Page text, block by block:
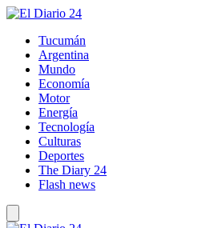
Tucumán
Argentina
Mundo
Economía
Motor
Energía
Tecnología
Culturas
Deportes
The Diary 24
Flash news